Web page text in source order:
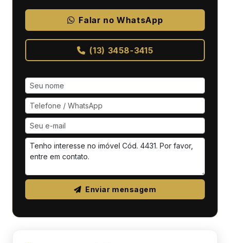
Falar no WhatsApp
(13) 3458-3415
Enviar mensagem